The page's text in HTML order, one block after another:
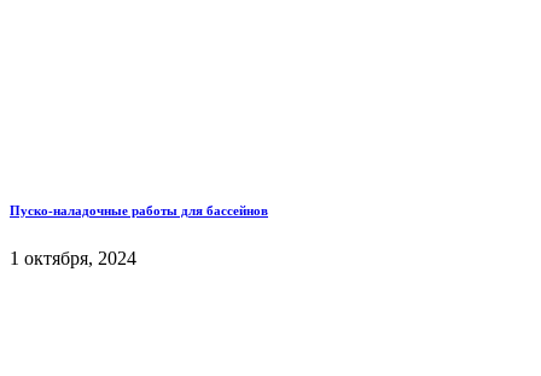
Пуско-наладочные работы для бассейнов
1 октября, 2024